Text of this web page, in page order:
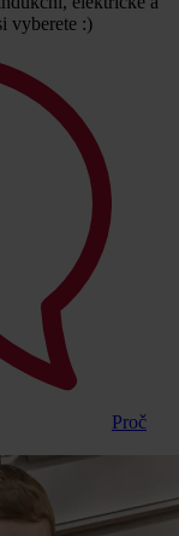
vyberete :)
Proč